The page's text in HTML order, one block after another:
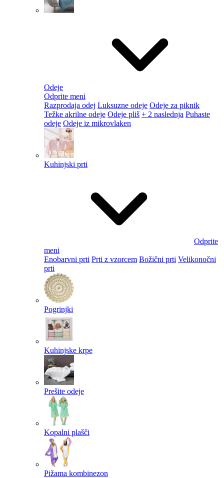
Odeje
Odprite meni
Razprodaja odej Luksuzne odeje Odeje za piknik
Težke akrilne odeje Odeje pliš + 2 naslednja Puhaste
odeje Odeje iz mikrovlaken
Kuhinjski prti
Odprite
meni
Enobarvni prti Prti z vzorcem Božični prti Velikonočni
prti​
Pogrinjki
Kuhinjske krpe
Prešite odeje
Kopalni plašči
Pižama kombinezon